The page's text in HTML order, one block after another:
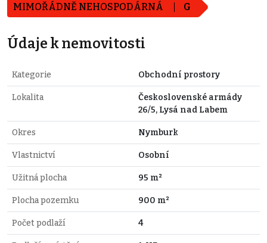
MIMOŘÁDNĚ NEHOSPODÁRNÁ G
Údaje k nemovitosti
Kategorie Obchodní prostory
Lokalita
Československé armády
26/5, Lysá nad Labem
Okres Nymburk
Vlastnictví Osobní
Užitná plocha 95 m²
Plocha pozemku 900 m²
Počet podlaží 4